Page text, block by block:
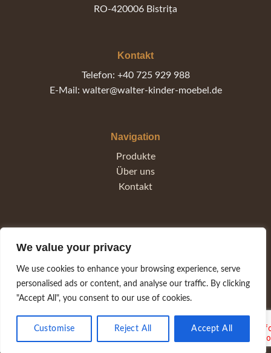
We value your privacy
We use cookies to enhance your browsing experience, serve
personalised ads or content, and analyse our traffic. By clicking
"Accept All", you consent to our use of cookies.
Customise Reject All Accept All
RO-420006 Bistrița
Kontakt
Telefon: +40 725 929 988
E-Mail: walter@walter-kinder-moebel.de
Navigation
Produkte
Über uns
Kontakt
Impressum
Datenschutz
AGB
Widerrufsrecht